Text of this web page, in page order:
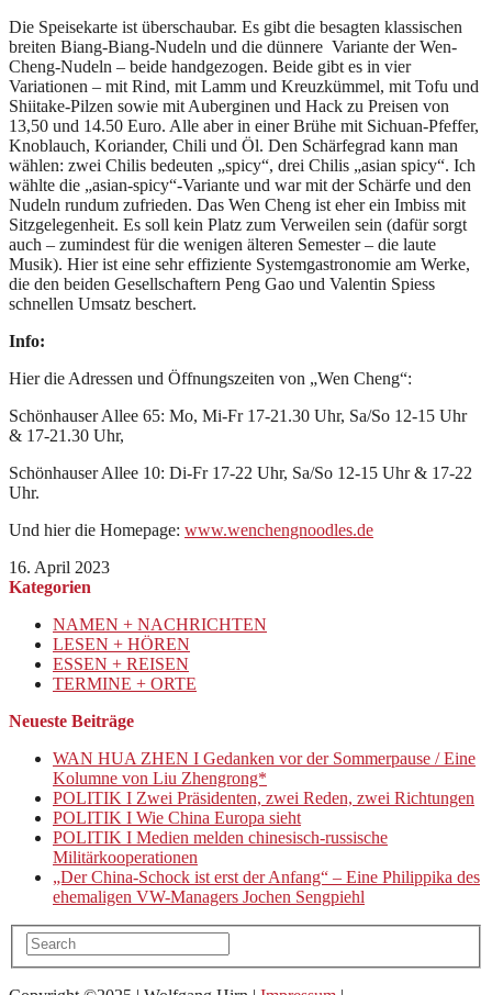
Die Speisekarte ist überschaubar. Es gibt die besagten klassischen
breiten Biang-Biang-Nudeln und die dünnere Variante der Wen-
Cheng-Nudeln – beide handgezogen. Beide gibt es in vier
Variationen – mit Rind, mit Lamm und Kreuzkümmel, mit Tofu und
Shiitake-Pilzen sowie mit Auberginen und Hack zu Preisen von
13,50 und 14.50 Euro. Alle aber in einer Brühe mit Sichuan-Pfeffer,
Knoblauch, Koriander, Chili und Öl. Den Schärfegrad kann man
wählen: zwei Chilis bedeuten „spicy“, drei Chilis „asian spicy“. Ich
wählte die „asian-spicy“-Variante und war mit der Schärfe und den
Nudeln rundum zufrieden. Das Wen Cheng ist eher ein Imbiss mit
Sitzgelegenheit. Es soll kein Platz zum Verweilen sein (dafür sorgt
auch – zumindest für die wenigen älteren Semester – die laute
Musik). Hier ist eine sehr effiziente Systemgastronomie am Werke,
die den beiden Gesellschaftern Peng Gao und Valentin Spiess
schnellen Umsatz beschert.
Info:
Hier die Adressen und Öffnungszeiten von „Wen Cheng“:
Schönhauser Allee 65: Mo, Mi-Fr 17-21.30 Uhr, Sa/So 12-15 Uhr
& 17-21.30 Uhr,
Schönhauser Allee 10: Di-Fr 17-22 Uhr, Sa/So 12-15 Uhr & 17-22
Uhr.
Und hier die Homepage: www.wenchengnoodles.de
16. April 2023
Kategorien
NAMEN + NACHRICHTEN
LESEN + HÖREN
ESSEN + REISEN
TERMINE + ORTE
Neueste Beiträge
WAN HUA ZHEN I Gedanken vor der Sommerpause / Eine
Kolumne von Liu Zhengrong*
POLITIK I Zwei Präsidenten, zwei Reden, zwei Richtungen
POLITIK I Wie China Europa sieht
POLITIK I Medien melden chinesisch-russische
Militärkooperationen
„Der China-Schock ist erst der Anfang“ – Eine Philippika des
ehemaligen VW-Managers Jochen Sengpiehl